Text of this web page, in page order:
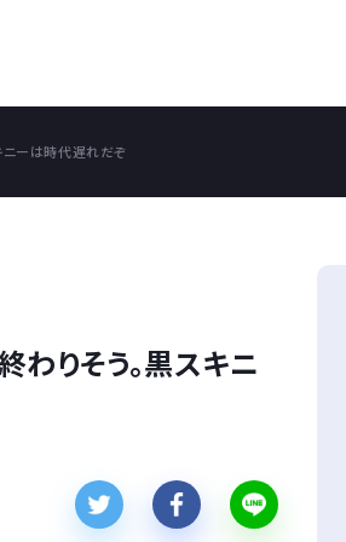
ニーは時代遅れだぞ
わりそう。黒スキニ